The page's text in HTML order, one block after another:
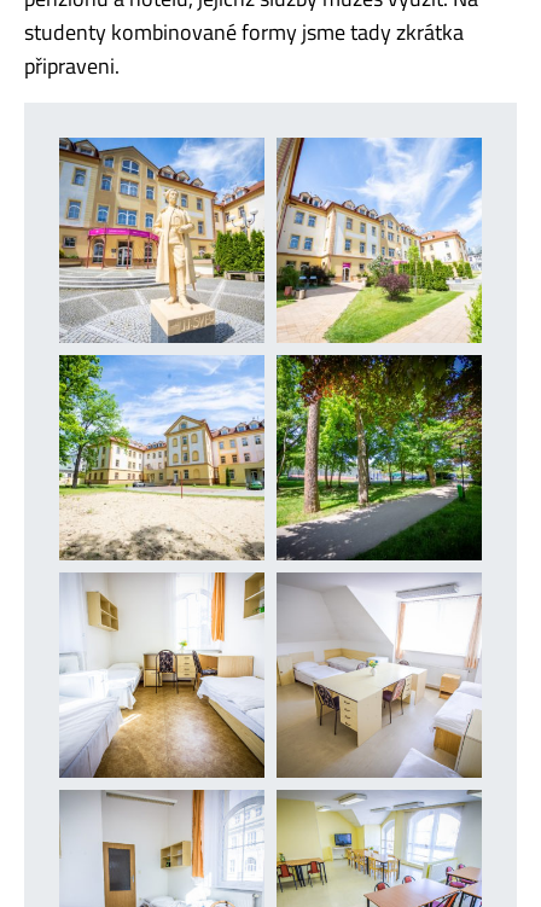
studenty kombinované formy jsme tady zkrátka
připraveni.